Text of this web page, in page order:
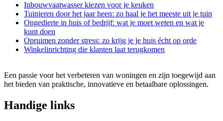
Inbouwvaatwasser kiezen voor je keuken
Tuinieren door het jaar heen: zo haal je het meeste uit je tuin
Ongedierte in huis of bedrijf: wat je moet weten en wat je
kunt doen
Opruimen zonder stress: zo krijg je je huis écht op orde
Winkelinrichting die klanten laat terugkomen
Een passie voor het verbeteren van woningen en zijn toegewijd aan
het bieden van praktische, innovatieve en betaalbare oplossingen.
Handige links